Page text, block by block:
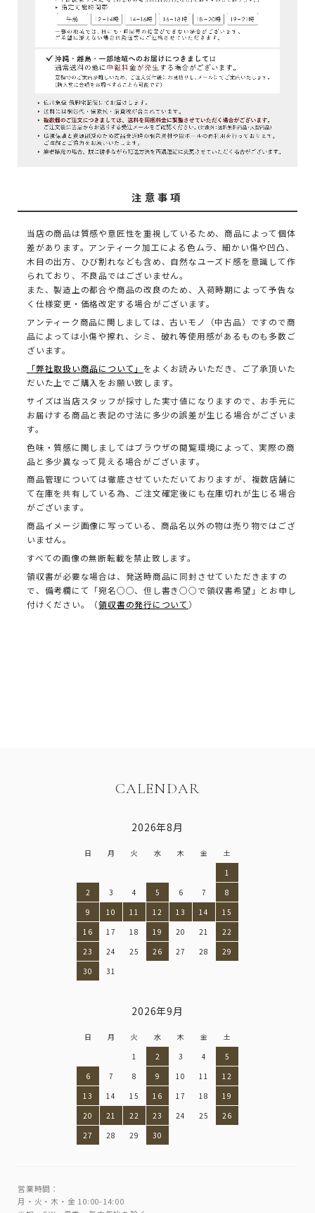
注意事項
当店の商品は質感や意匠性を重視しているため、商品によって個体
差があります。アンティーク加工による色ムラ、細かい傷や凹凸、
木目の出方、ひび割れなども含め、自然なユーズド感を意識して作
られており、不良品ではございません。
また、製造上の都合や商品の改良のため、入荷時期によって予告な
く仕様変更・価格改定する場合がございます。
アンティーク商品に関しましては、古いモノ（中古品）ですので商
品によっては小傷や擦れ、シミ、破れ等使用感があるものも多数ご
ざいます。
「弊社取扱い商品について」 をよくお読みいただき、ご了承頂いた
だいた上でご購入をお願い致します。
サイズは当店スタッフが採寸した実寸値になりますので、お手元に
お届けする商品と表記の寸法に多少の誤差が生じる場合がございま
す。
色味・質感に関しましてはブラウザの閲覧環境によって、実際の商
品と多少異なって見える場合がございます。
商品管理については徹底させていただいておりますが、複数店舗に
て在庫を共有している為、ご注文確定後にも在庫切れが生じる場合
がございます。
商品イメージ画像に写っている、商品名以外の物は売り物ではござ
いません。
すべての画像の無断転載を禁止致します。
領収書が必要な場合は、発送時商品に同封させていただきますの
で、備考欄にて「宛名○○、但し書き○○で領収書希望」とお申し
付けください。（領収書の発行について ）
CALENDAR
2026年8月
日 月 火 水 木 金
土
1
2
3 4 5 6 7
8
9
10 11 12 13 14
15
16
17 18 19 20 21
22
23
24 25 26 27 28
29
30
31
2026年9月
日 月 火 水 木 金
土
1
2 3 4
5
6
7 8 9 10 11
12
13
14 15 16 17 18
19
20
21 22 23 24 25
26
27
28 29 30
営業時間：
月・火・木・金 10:00-14:00